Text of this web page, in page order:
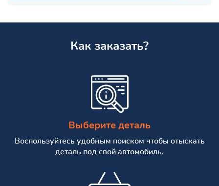
Как заказать?
Выберите деталь
Воспользуйтесь удобным поиском чтобы отыскать
деталь под свой автомобиль.